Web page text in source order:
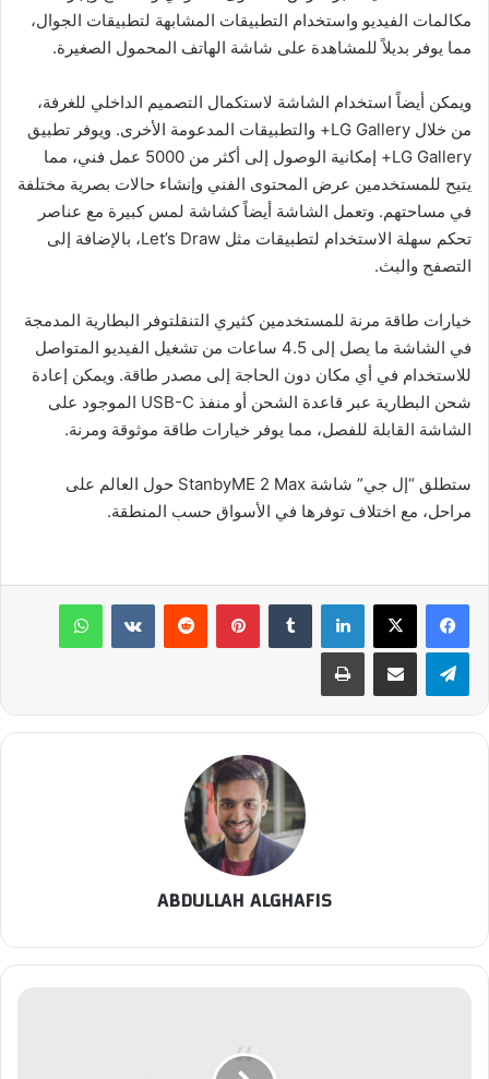
مكالمات الفيديو واستخدام التطبيقات المشابهة لتطبيقات الجوال،
مما يوفر بديلاً للمشاهدة على شاشة الهاتف المحمول الصغيرة.
ويمكن أيضاً استخدام الشاشة لاستكمال التصميم الداخلي للغرفة،
من خلال LG Gallery+ والتطبيقات المدعومة الأخرى. ويوفر تطبيق
LG Gallery+ إمكانية الوصول إلى أكثر من 5000 عمل فني، مما
يتيح للمستخدمين عرض المحتوى الفني وإنشاء حالات بصرية مختلفة
في مساحتهم. وتعمل الشاشة أيضاً كشاشة لمس كبيرة مع عناصر
تحكم سهلة الاستخدام لتطبيقات مثل Let’s Draw، بالإضافة إلى
التصفح والبث.
خيارات طاقة مرنة للمستخدمين كثيري التنقلتوفر البطارية المدمجة
في الشاشة ما يصل إلى 4.5 ساعات من تشغيل الفيديو المتواصل
للاستخدام في أي مكان دون الحاجة إلى مصدر طاقة. ويمكن إعادة
شحن البطارية عبر قاعدة الشحن أو منفذ USB-C الموجود على
الشاشة القابلة للفصل، مما يوفر خيارات طاقة موثوقة ومرنة.
ستطلق “إل جي” شاشة StanbyME 2 Max حول العالم على
مراحل، مع اختلاف توفرها في الأسواق حسب المنطقة.
لينكدإن بينتيريست واتساب
تيلقرام مشاركة عبر البريد طباعة
ABDULLAH ALGHAFIS